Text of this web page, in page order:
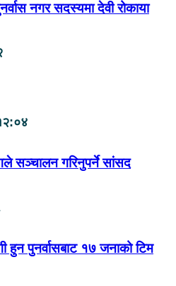
नगर सदस्यमा देवी रोकाया
सञ्चालन गरिनुपर्ने सांसद
हुन पुनर्वासबाट १७ जनाको टिम